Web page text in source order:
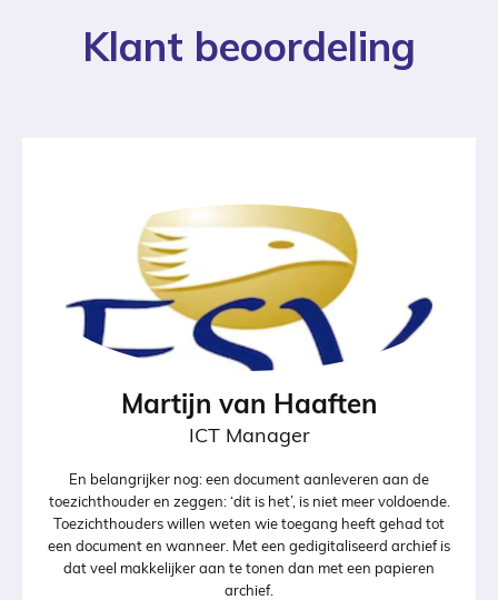
Klant beoordeling
Martijn van Haaften
ICT Manager
En belangrijker nog: een document aanleveren aan de
toezichthouder en zeggen: ‘dit is het’, is niet meer voldoende.
Toezichthouders willen weten wie toegang heeft gehad tot
een document en wanneer. Met een gedigitaliseerd archief is
dat veel makkelijker aan te tonen dan met een papieren
archief.